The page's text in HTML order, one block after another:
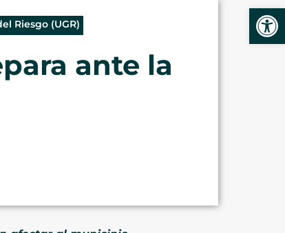
Riesgo (UGR)
ante la